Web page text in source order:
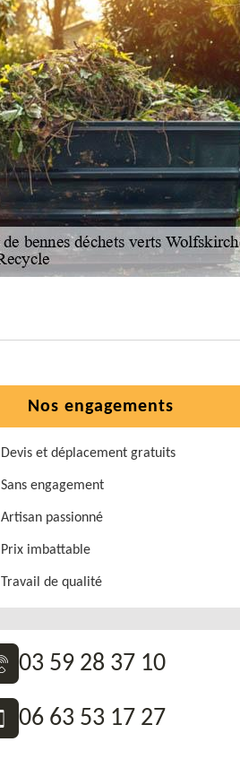
Nos engagements
Devis et déplacement gratuits
Sans engagement
Artisan passionné
Prix imbattable
Travail de qualité
03 59 28 37 10
06 63 53 17 27